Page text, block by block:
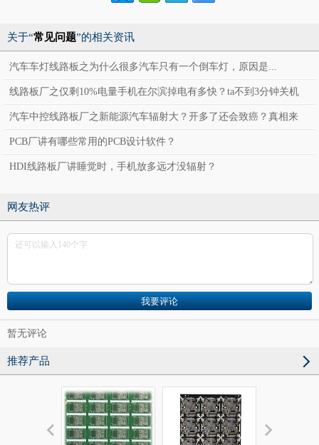
关于“常见问题”的相关资讯
汽车车灯线路板之为什么很多汽车只有一个倒车灯，原因是...
线路板厂之仅剩10%电量手机在尔滨掉电有多快？ta不到3分钟关机
汽车中控线路板厂之新能源汽车辐射大？开多了还会致癌？真相来
了！
PCB厂讲有哪些常用的PCB设计软件？
HDI线路板厂讲睡觉时，手机放多远才没辐射？
网友热评
暂无评论
推荐产品